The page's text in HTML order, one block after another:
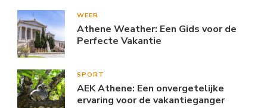
WEER
Athene Weather: Een Gids voor de
Perfecte Vakantie
SPORT
AEK Athene: Een onvergetelijke
ervaring voor de vakantieganger